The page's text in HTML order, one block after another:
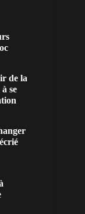
de la
se